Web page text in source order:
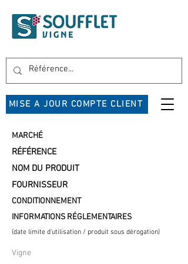
MISE A JOUR COMPTE CLIENT
MARCHÉ
RÉFÉRENCE
NOM DU PRODUIT
FOURNISSEUR
CONDITIONNEMENT
INFORMATIONS RÉGLEMENTAIRES
(date limite d'utilisation / produit sous dérogation)
Vigne